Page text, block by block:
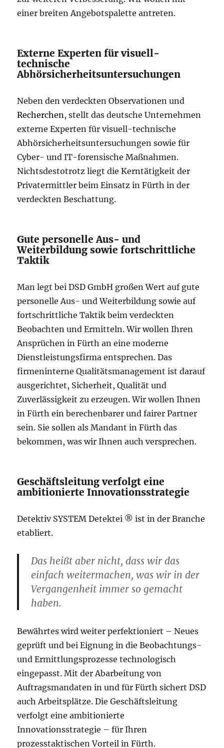
einer breiten Angebotspalette antreten.
Externe Experten für visuell-
technische
Abhörsicherheitsuntersuchungen
Neben den verdeckten Observationen und
Recherchen, stellt das deutsche Unternehmen
externe Experten für visuell-technische
Abhörsicherheitsuntersuchungen sowie für
Cyber- und IT-forensische Maßnahmen.
Nichtsdestotrotz liegt die Kerntätigkeit der
Privatermittler beim Einsatz in Fürth in der
verdeckten Beschattung.
Gute personelle Aus- und
Weiterbildung sowie fortschrittliche
Taktik
Man legt bei DSD GmbH großen Wert auf gute
personelle Aus- und Weiterbildung sowie auf
fortschrittliche Taktik beim verdeckten
Beobachten und Ermitteln. Wir wollen Ihren
Ansprüchen in Fürth an eine moderne
Dienstleistungsfirma entsprechen. Das
firmeninterne Qualitätsmanagement ist darauf
ausgerichtet, Sicherheit, Qualität und
Zuverlässigkeit zu erzeugen. Wir wollen Ihnen
in Fürth ein berechenbarer und fairer Partner
sein. Sie sollen als Mandant in Fürth das
bekommen, was wir Ihnen auch versprechen.
Geschäftsleitung verfolgt eine
ambitionierte Innovationsstrategie
Detektiv SYSTEM Detektei ® ist in der Branche
etabliert.
Das heißt aber nicht, dass wir das
einfach weitermachen, was wir in der
Vergangenheit immer so gemacht
haben.
Bewährtes wird weiter perfektioniert – Neues
geprüft und bei Eignung in die Beobachtungs-
und Ermittlungsprozesse technologisch
eingepasst. Mit der Abarbeitung von
Auftragsmandaten in und für Fürth sichert DSD
auch Arbeitsplätze. Die Geschäftsleitung
verfolgt eine ambitionierte
Innovationsstrategie – für Ihren
prozesstaktischen Vorteil in Fürth.